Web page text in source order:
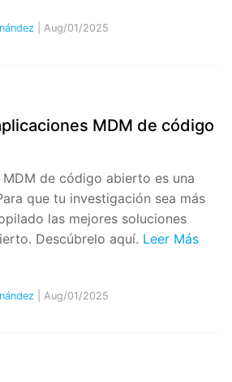
| Aug/01/2025
MDM de código
de código abierto es una
que tu investigación sea más
las mejores soluciones
Descúbrelo aquí. Leer Más
| Aug/01/2025